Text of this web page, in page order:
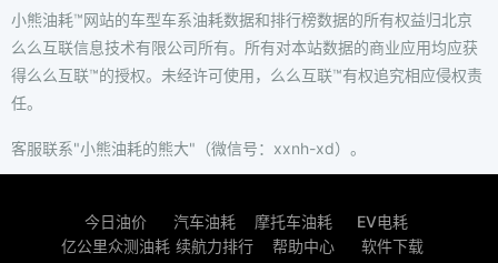
小熊油耗™网站的车型车系油耗数据和排行榜数据的所有权益归北京
么么互联信息技术有限公司所有。所有对本站数据的商业应用均应获
得么么互联™的授权。未经许可使用，么么互联™有权追究相应侵权责
任。
客服联系"小熊油耗的熊大"（微信号：xxnh-xd）。
今日油价 汽车油耗 摩托车油耗
EV电耗
亿公里众测油耗 续航力排行 帮助中心
软件下载